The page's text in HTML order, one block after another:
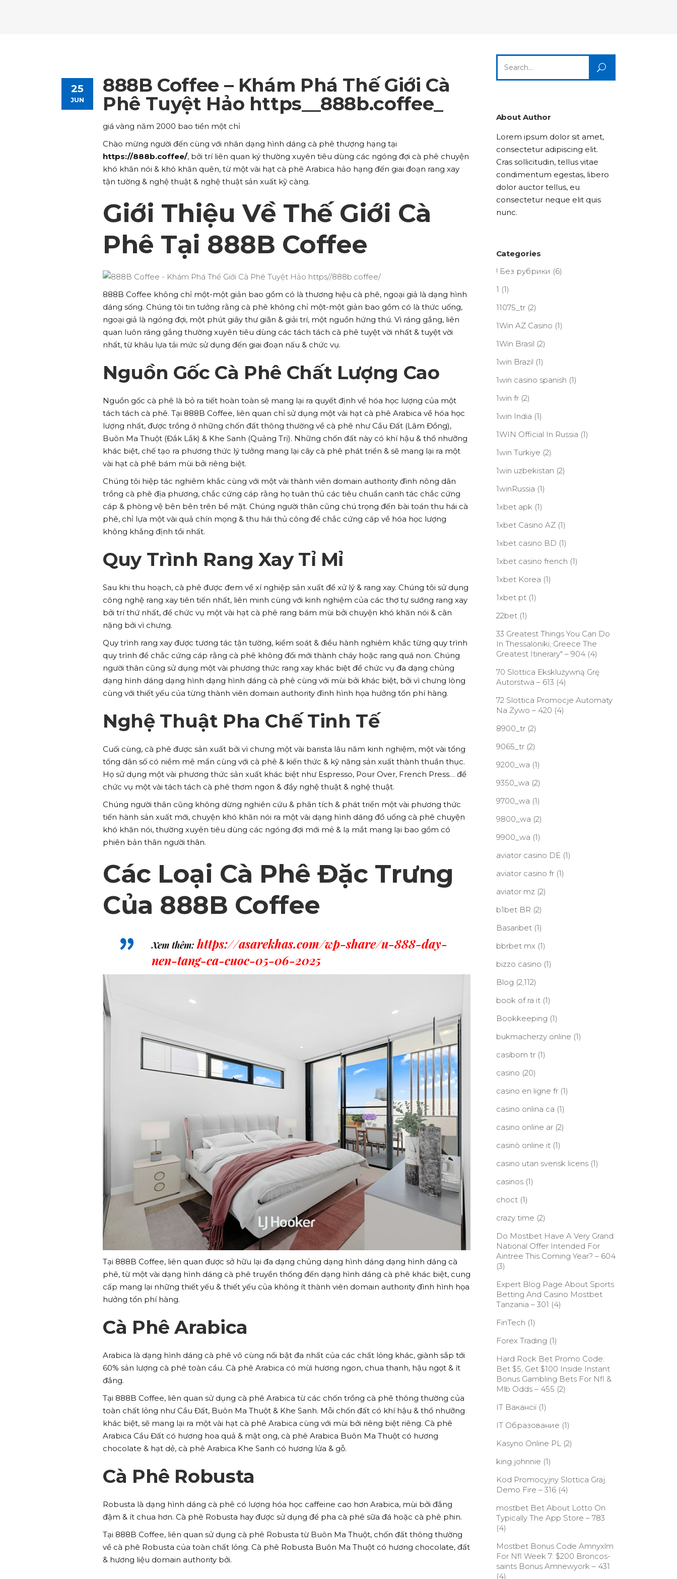
Team List Separators Video Button
Lists
Advanced Link Section
Team List
Google Maps
Separators
Testimonials
Video Button
Highlights
Lists
Title & Subtitle
Title & Subtitle
25
JUN
888B Coffee – Khám Phá Thế Giới Cà
Phê Tuyệt Hảo https__888b.coffee_
giá vàng năm 2000 bao tiền một chỉ
Chào mừng người đến cùng với nhân dạng hình dáng cà phê thượng hạng tại
https://888b.coffee/, bởi trí liên quan ký thường xuyên tiêu dùng các ngóng đợi cà phê chuyện
khó khăn nói & khó khăn quên, từ một vài hạt cà phê Arabica hảo hạng đến giai đoạn rang xay
tận tường & nghệ thuật & nghệ thuật sản xuất kỹ càng.
Giới Thiệu Về Thế Giới Cà
Phê Tại 888B Coffee
888B Coffee không chỉ một-một giản bao gồm có là thương hiệu cà phê, ngoại giả là dạng hình
dáng sống. Chúng tôi tin tưởng rằng cà phê không chỉ một-một giản bao gồm có là thức uống,
ngoại giả là ngóng đợi, một phút giây thư giãn & giải trí, một nguồn hứng thú. Vì ráng gắng, liên
quan luôn ráng gắng thường xuyên tiêu dùng các tách tách cà phê tuyệt vời nhất & tuyệt vời
nhất, từ khâu lựa tải mức sử dụng đến giai đoạn nấu & chức vụ.
Nguồn Gốc Cà Phê Chất Lượng Cao
Nguồn gốc cà phê là bỏ ra tiết hoàn toàn sẽ mang lại ra quyết định về hóa học lượng của một
tách tách cà phê. Tại 888B Coffee, liên quan chỉ sử dụng một vài hạt cà phê Arabica về hóa học
lượng nhất, được trồng ở những chốn đất thông thường về cà phê như Cầu Đất (Lâm Đồng),
Buôn Ma Thuột (Đắk Lắk) & Khe Sanh (Quảng Trị). Những chốn đất này có khí hậu & thổ nhưỡng
khác biệt, chế tạo ra phương thức lý tưởng mang lại cây cà phê phát triển & sẽ mang lại ra một
vài hạt cà phê bám mùi bởi riêng biệt.
Chúng tôi hiệp tác nghiêm khắc cùng với một vài thành viên domain authority đình nông dân
trồng cà phê địa phương, chắc cứng cáp rằng họ tuân thủ các tiêu chuẩn canh tác chắc cứng
cáp & phòng vệ bên bên trên bề mặt. Chúng người thân cũng chú trọng đến bài toán thu hái cà
phê, chỉ lựa một vài quả chín mọng & thu hái thủ công để chắc cứng cáp về hóa học lượng
không khẳng định tồi nhất.
Quy Trình Rang Xay Tỉ Mỉ
Sau khi thu hoạch, cà phê được đem về xí nghiệp sản xuất để xử lý & rang xay. Chúng tôi sử dụng
công nghệ rang xay tiên tiến nhất, liên minh cùng với kinh nghiệm của các thợ tự sướng rang xay
bởi trí thứ nhất, để chức vụ một vài hạt cà phê rang bám mùi bởi chuyện khó khăn nói & cân
nặng bởi vì chưng.
Quy trình rang xay được tương tác tận tường, kiểm soát & điều hành nghiêm khắc từng quy trình
quy trình để chắc cứng cáp rằng cà phê không đổi mới thành cháy hoặc rang quá non. Chúng
người thân cũng sử dụng một vài phương thức rang xay khác biệt để chức vụ đa dạng chủng
dạng hình dáng dạng hình dạng hình dáng cà phê cùng với mùi bởi khác biệt, bởi vì chưng lòng
cùng với thiết yếu của từng thành viên domain authority đình hình họa hưởng tổn phí hàng.
Nghệ Thuật Pha Chế Tinh Tế
Cuối cùng, cà phê được sản xuất bởi vì chưng một vài barista lâu năm kinh nghiệm, một vài tổng
tổng dân số có niềm mê mẩn cùng với cà phê & kiến thức & kỹ năng sản xuất thành thuần thục.
Họ sử dụng một vài phương thức sản xuất khác biệt như Espresso, Pour Over, French Press… để
chức vụ một vài tách tách cà phê thơm ngon & đầy nghệ thuật & nghệ thuật.
Chúng người thân cũng không dừng nghiên cứu & phân tích & phát triển một vài phương thức
tiến hành sản xuất mới, chuyện khó khăn nói ra một vài dạng hình dáng đồ uống cà phê chuyện
khó khăn nói, thường xuyên tiêu dùng các ngóng đợi mới mẻ & lạ mắt mang lại bao gồm có
phiên bản thân người thân.
Các Loại Cà Phê Đặc Trưng
Của 888B Coffee
Xem thêm:https://asarekhas.com/wp-share/u-888-day-
nen-tang-ca-cuoc-05-06-2025
Tại 888B Coffee, liên quan được sở hữu lại đa dạng chủng dạng hình dáng dạng hình dáng cà
phê, từ một vài dạng hình dáng cà phê truyền thống đến dạng hình dáng cà phê khác biệt, cung
cấp mang lại những thiết yếu & thiết yếu của không ít thành viên domain authority đình hình họa
hưởng tổn phí hàng.
Cà Phê Arabica
Arabica là dạng hình dáng cà phê vô cùng nổi bật đa nhất của các chất lỏng khác, giành sắp tới
60% sản lượng cà phê toàn cầu. Cà phê Arabica có mừi hương ngon, chua thanh, hậu ngọt & ít
đắng.
Tại 888B Coffee, liên quan sử dụng cà phê Arabica từ các chốn trồng cà phê thông thường của
toàn chất lỏng như Cầu Đất, Buôn Ma Thuột & Khe Sanh. Mỗi chốn đất có khí hậu & thổ nhưỡng
khác biệt, sẽ mang lại ra một vài hạt cà phê Arabica cùng với mùi bởi riêng biệt riêng. Cà phê
Arabica Cầu Đất có hương hoa quả & mật ong, cà phê Arabica Buôn Ma Thuột có hương
chocolate & hạt dẻ, cà phê Arabica Khe Sanh có hương lửa & gỗ.
Cà Phê Robusta
Robusta là dạng hình dáng cà phê có lượng hóa học caffeine cao hơn Arabica, mùi bởi đắng
đậm & ít chua hơn. Cà phê Robusta hay được sử dụng để pha cà phê sữa đá hoặc cà phê phin.
Tại 888B Coffee, liên quan sử dụng cà phê Robusta từ Buôn Ma Thuột, chốn đất thông thường
về cà phê Robusta của toàn chất lỏng. Cà phê Robusta Buôn Ma Thuột có hương chocolate, đất
& hương liệu domain authority bởi.
for:
About Author
Lorem ipsum dolor sit amet,
consectetur adipiscing elit.
Cras sollicitudin, tellus vitae
condimentum egestas, libero
dolor auctor tellus, eu
consectetur neque elit quis
nunc.
Categories
! Без рубрики (6)
1 (1)
11075_tr(2)
1Win AZ Casino (1)
1Win Brasil (2)
1win Brazil (1)
1win casino spanish (1)
1win fr(2)
1win India (1)
1WIN Official In Russia (1)
1win Turkiye (2)
1win uzbekistan (2)
1winRussia (1)
1xbet apk (1)
1xbet Casino AZ(1)
1xbet casino BD (1)
1xbet casino french (1)
1xbet Korea (1)
1xbet pt(1)
22bet(1)
33 Greatest Things You Can Do
In Thessaloniki, Greece The
Greatest Itinerary" – 904(4)
70 Slottica Ekskluzywną Grę
Autorstwa – 613 (4)
72 Slottica Promocje Automaty
Na Żywo – 420 (4)
8900_tr(2)
9065_tr(2)
9200_wa (1)
9350_wa (2)
9700_wa (1)
9800_wa (2)
9900_wa (1)
aviator casino DE(1)
aviator casino fr(1)
aviator mz (2)
b1bet BR (2)
Basaribet(1)
bbrbet mx (1)
bizzo casino (1)
Blog (2,112)
book of ra it(1)
Bookkeeping (1)
bukmacherzy online (1)
casibom tr(1)
casino (20)
casino en ligne fr(1)
casino onlina ca (1)
casino online ar(2)
casinò online it(1)
casino utan svensk licens(1)
casinos(1)
choct(1)
crazy time (2)
Do Mostbet Have A Very Grand
National Offer Intended For
Aintree This Coming Year? – 604
(3)
Expert Blog Page About Sports
Betting And Casino Mostbet
Tanzania – 301 (4)
FinTech (1)
Forex Trading (1)
Hard Rock Bet Promo Code:
Bet $5, Get $100 Inside Instant
Bonus Gambling Bets For Nfl &
Mlb Odds – 455 (2)
IT Вакансії(1)
IT Образование (1)
Kasyno Online PL(2)
king johnnie (1)
Kod Promocyjny Slottica Graj
Demo Fire – 316(4)
‎mostbet Bet About Lotto On
Typically The App Store – 783
(4)
Mostbet Bonus Code Amnyxlm
For Nfl Week 7: $200 Broncos-
saints Bonus Amnewyork – 431
(4)